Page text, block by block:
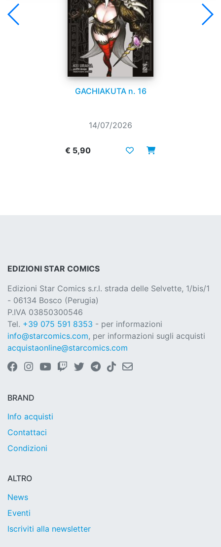
GACHIAKUTA n. 16
14/07/2026
€ 5,90
EDIZIONI STAR COMICS
Edizioni Star Comics s.r.l. strada delle Selvette, 1/bis/1
- 06134 Bosco (Perugia)
P.IVA 03850300546
Tel. +39 075 591 8353 - per informazioni
info@starcomics.com, per informazioni sugli acquisti
acquistaonline@starcomics.com
BRAND
Info acquisti
Contattaci
Condizioni
ALTRO
News
Eventi
Iscriviti alla newsletter